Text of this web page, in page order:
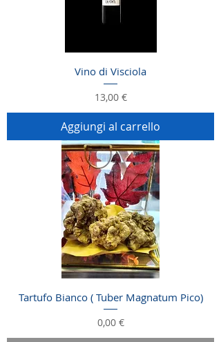
Vino di Visciola
Prezzo
13,00 €
Aggiungi al carrello
Tartufo Bianco ( Tuber Magnatum Pico)
Prezzo
0,00 €